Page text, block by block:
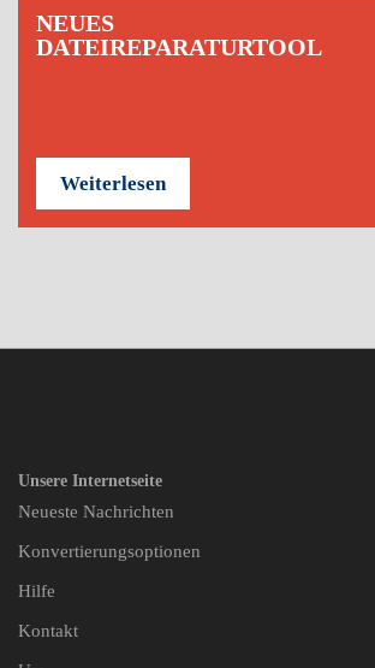
NEUES
DATEIREPARATURTOOL
Weiterlesen
Unsere Internetseite
Neueste Nachrichten
Konvertierungsoptionen
Hilfe
Kontakt